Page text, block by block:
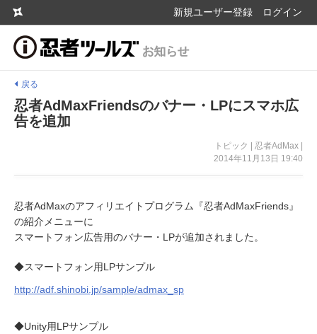
新規ユーザー登録 ログイン
戻る
忍者AdMaxFriendsのバナー・LPにスマホ広
告を追加
トピック | 忍者AdMax |
2014年11月13日 19:40
忍者AdMaxのアフィリエイトプログラム『忍者AdMaxFriends』
の紹介メニューに
スマートフォン広告用のバナー・LPが追加されました。
◆スマートフォン用LPサンプル
http://adf.shinobi.jp/sample/admax_sp
◆Unity用LPサンプル